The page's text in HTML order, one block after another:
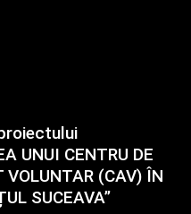
UNUI CENTRU DE
VOLUNTAR (CAV) ÎN
SUCEAVA”